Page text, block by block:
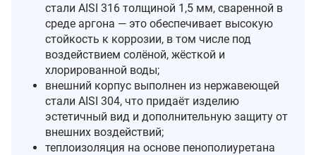
стали AISI 316 толщиной 1,5 мм, сваренной в
среде аргона — это обеспечивает высокую
стойкость к коррозии, в том числе под
воздействием солёной, жёсткой и
хлорированной воды;
внешний корпус выполнен из нержавеющей
стали AISI 304, что придаёт изделию
эстетичный вид и дополнительную защиту от
внешних воздействий;
теплоизоляция на основе пенополиуретана